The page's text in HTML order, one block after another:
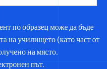
по образец може да бъде
на училището (като част от
на място.
път.